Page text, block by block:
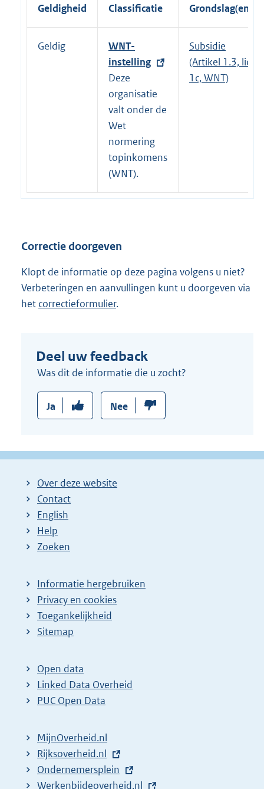
Geldigheid Classificatie Grondslag(en)
Geldig
E
x
t
e
r
n
e
l
i
n
WNT-
instelling
Deze
organisatie
valt onder de
Wet
normering
topinkomens
(WNT).
Subsidie
(Artikel 1.3, lid
1c, WNT)
Correctie doorgeven
Klopt de informatie op deze pagina volgens u niet?
Verbeteringen en aanvullingen kunt u doorgeven via
het correctieformulier.
Deel uw feedback
Was dit de informatie die u zocht?
Ja Nee
Over deze website
Contact
English
Help
Zoeken
Informatie hergebruiken
Privacy en cookies
Toegankelijkheid
Sitemap
Open data
Linked Data Overheid
PUC Open Data
MijnOverheid.nl
E
x
t
Rijksoverheid.nl
E
x
Ondernemersplein
E
Werkenbijdeoverheid.nl